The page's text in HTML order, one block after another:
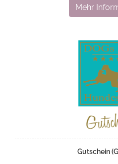
Mehr
Gutschein